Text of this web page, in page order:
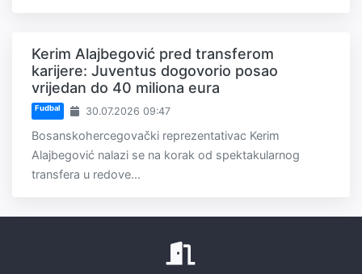
Kerim Alajbegović pred transferom
karijere: Juventus dogovorio posao
vrijedan do 40 miliona eura
Fudbal 30.07.2026 09:47
Bosanskohercegovački reprezentativac Kerim
Alajbegović nalazi se na korak od spektakularnog
transfera u redove...